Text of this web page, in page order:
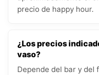
precio de happy hour.
¿Los precios
vaso?
Depende del bar y del